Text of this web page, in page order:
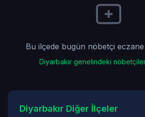
Bu ilçede bugün nöbetçi eczane
Diyarbakır genelindeki
Diyarbakır Diğer İlçeler